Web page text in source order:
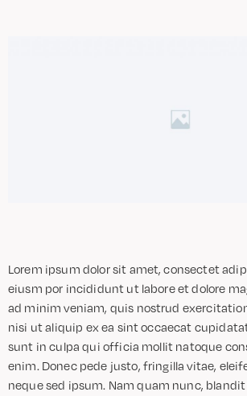
Lorem ipsum dolor sit amet, consectet
eiusm por incididunt ut labore et dolore
ad minim veniam, quis nostrud
nisi ut aliquip ex ea sint occaecat
sunt in culpa qui officia mollit natoque
enim. Donec pede justo, fringilla vitae,
neque sed ipsum. Nam quam nunc,